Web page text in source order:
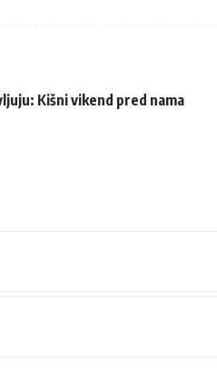
Kišni vikend pred nama